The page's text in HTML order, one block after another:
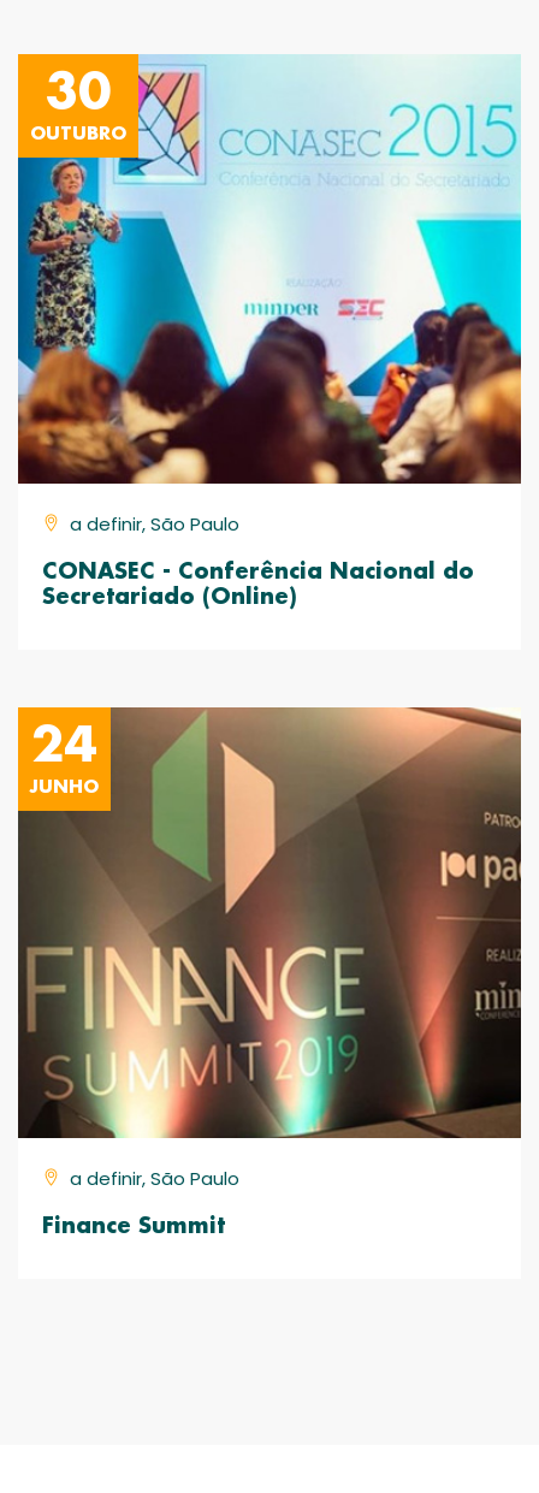
30
OUTUBRO
a definir, São Paulo
CONASEC - Conferência Nacional do
Secretariado (Online)
24
JUNHO
a definir, São Paulo
Finance Summit